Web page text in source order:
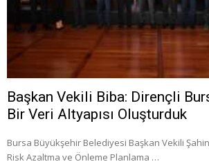
Başkan Vekili Biba: Dirençli
Bir Veri Altyapısı Oluşturduk
Bursa Büyükşehir Belediyesi Başkan Vekili
Risk Azaltma ve Önleme Planlama …